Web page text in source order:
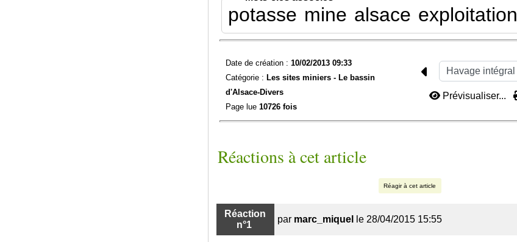
potasse mine alsace exploitation
Date de création : 10/02/2013 09:33
Catégorie : Les sites miniers - Le bassin
d'Alsace-Divers
Page lue 10726 fois
Prévisualiser...
Réactions à cet article
Réagir à cet article
Réaction
n°1
par marc_miquel le 28/04/2015 15:55